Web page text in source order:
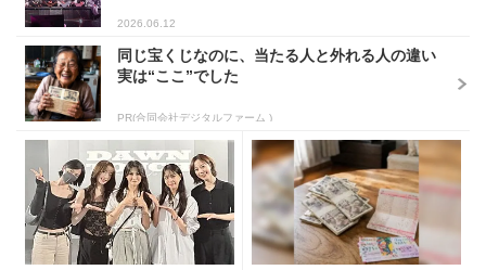
2026.06.12
同じ宝くじなのに、当たる人と外れる人の違い
実は“ここ”でした
PR(合同会社デジタルファーム )